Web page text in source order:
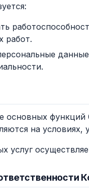
работ.
основных
на
услуг